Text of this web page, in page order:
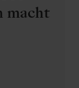
macht